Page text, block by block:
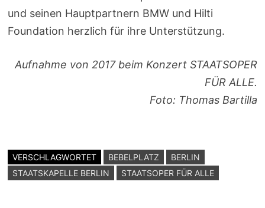
und seinen Hauptpartnern BMW und Hilti
Foundation herzlich für ihre Unterstützung.
Aufnahme von 2017 beim Konzert STAATSOPER
FÜR ALLE.
Foto: Thomas Bartilla
VERSCHLAGWORTET BEBELPLATZ
BERLIN
STAATSKAPELLE BERLIN
STAATSOPER FÜR ALLE